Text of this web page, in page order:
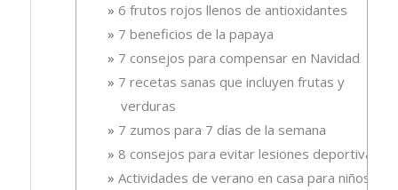
6 frutos rojos llenos de antioxidantes
7 beneficios de la papaya
7 consejos para compensar en Navidad
7 recetas sanas que incluyen frutas y
verduras
7 zumos para 7 días de la semana
8 consejos para evitar lesiones deportivas
Actividades de verano en casa para niños